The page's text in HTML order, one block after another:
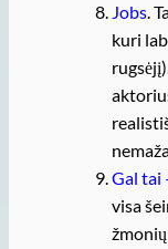
Jobs.
kuri
Gal tai
visa